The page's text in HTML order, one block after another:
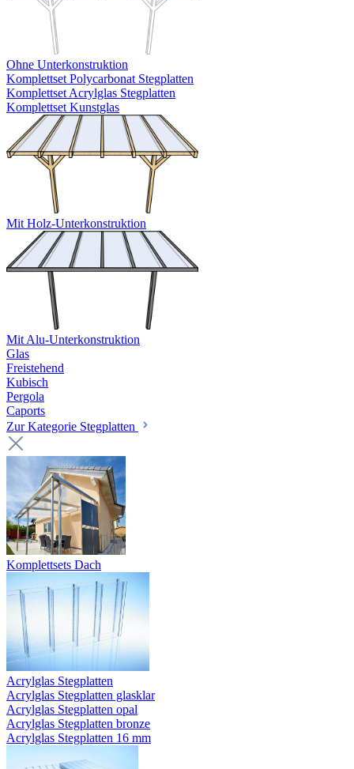
Ohne Unterkonstruktion
Komplettset Polycarbonat Stegplatten
Komplettset Acrylglas Stegplatten
Komplettset Kunstglas
Mit Holz-Unterkonstruktion
Mit Alu-Unterkonstruktion
Glas
Freistehend
Kubisch
Pergola
Caports
Zur Kategorie Stegplatten
Komplettsets Dach
Acrylglas Stegplatten
Acrylglas Stegplatten glasklar
Acrylglas Stegplatten opal
Acrylglas Stegplatten bronze
Acrylglas Stegplatten 16 mm